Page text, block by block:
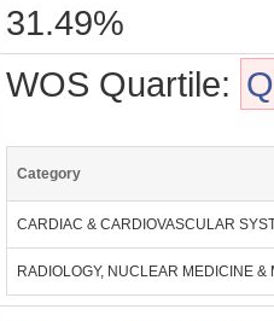
31.49%
WOS Quartile:
Category
CARDIAC & CARDIOVASCULAR
RADIOLOGY, NUCLEAR MEDICINE &